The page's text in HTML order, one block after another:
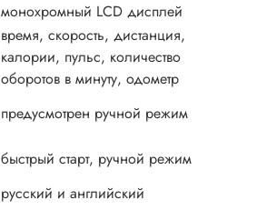
монохромный LCD дисплей
время, скорость, дистанция,
калории, пульс, количество
оборотов в минуту, одометр
предусмотрен ручной режим
быстрый старт, ручной режим
русский и английский